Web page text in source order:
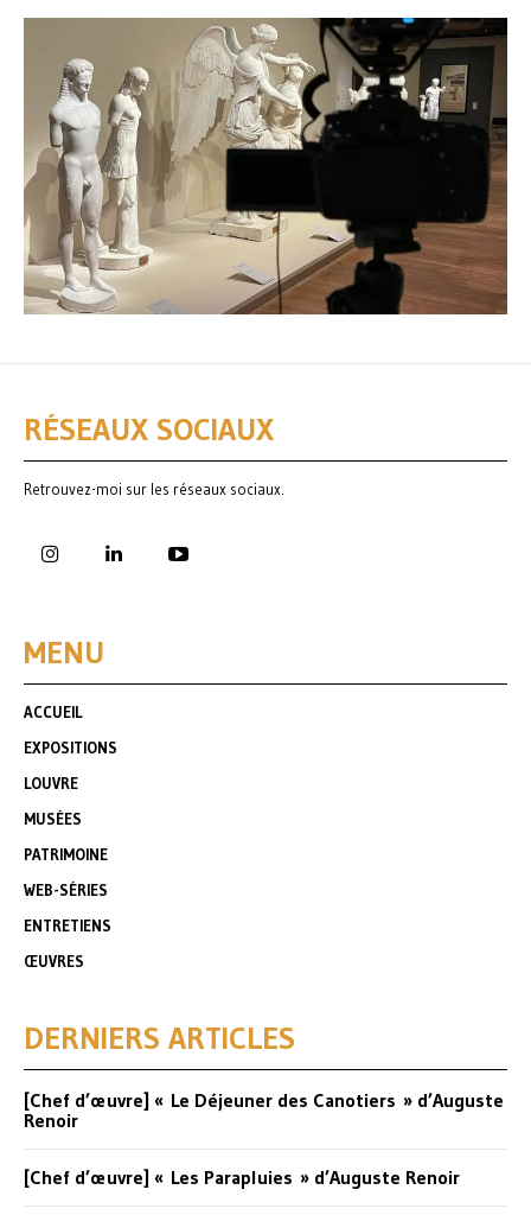
RÉSEAUX SOCIAUX
Retrouvez-moi sur les réseaux sociaux.
MENU
ACCUEIL
EXPOSITIONS
LOUVRE
MUSÉES
PATRIMOINE
WEB-SÉRIES
ENTRETIENS
ŒUVRES
DERNIERS ARTICLES
[Chef d’œuvre] « Le Déjeuner des Canotiers » d’Auguste
Renoir
[Chef d’œuvre] « Les Parapluies » d’Auguste Renoir